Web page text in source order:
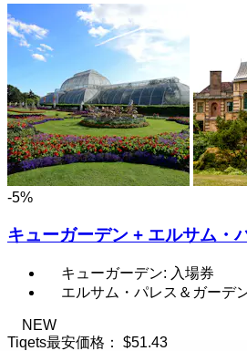
-5%
キューガーデン + エルサム・
キューガーデン: 入場券
エルサム・パレス＆ガーデ
NEW
Tiqets最安価格：
$51.43